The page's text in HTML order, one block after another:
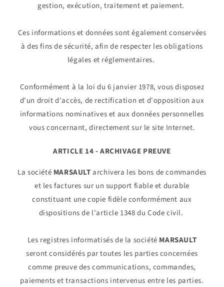
gestion, exécution, traitement et paiement.
Ces informations et données sont également conservées
à des fins de sécurité, afin de respecter les obligations
légales et réglementaires.
Conformément à la loi du 6 janvier 1978, vous disposez
d'un droit d'accès, de rectification et d'opposition aux
informations nominatives et aux données personnelles
vous concernant, directement sur le site Internet.
ARTICLE 14 - ARCHIVAGE PREUVE
La société MARSAULTarchivera les bons de commandes
et les factures sur un support fiable et durable
constituant une copie fidèle conformément aux
dispositions de l'article 1348 du Code civil.
Les registres informatisés de la société MARSAULT
seront considérés par toutes les parties concernées
comme preuve des communications, commandes,
paiements et transactions intervenus entre les parties.